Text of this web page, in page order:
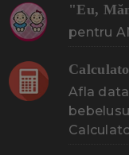
"Eu,
pentru
Afla